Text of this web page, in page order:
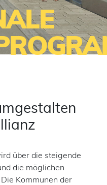
über die steigende
die möglichen
Kommunen der